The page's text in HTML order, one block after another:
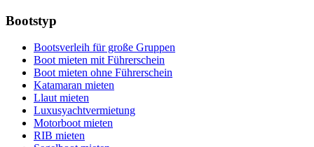
Bootstyp
Bootsverleih für große Gruppen
Boot mieten mit Führerschein
Boot mieten ohne Führerschein
Katamaran mieten
Llaut mieten
Luxusyachtvermietung
Motorboot mieten
RIB mieten